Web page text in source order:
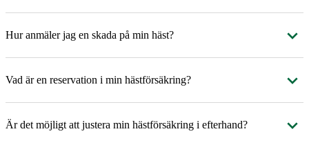
Hur anmäler jag en skada på min häst?
Vad är en reservation i min hästförsäkring?
Är det möjligt att justera min hästförsäkring i efterhand?